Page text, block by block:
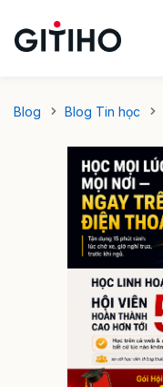
Blog Blog Tin học